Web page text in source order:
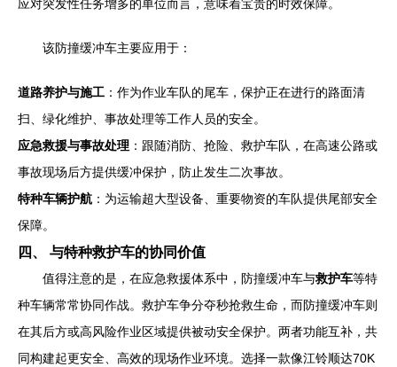
应对突发性任务增多的单位而言，意味着宝贵的时效保障。
该防撞缓冲车主要应用于：
道路养护与施工 ：作为作业车队的尾车，保护正在进行的路面清
扫、绿化维护、事故处理等工作人员的安全。
应急救援与事故处理 ：跟随消防、抢险、救护车队，在高速公路或
事故现场后方提供缓冲保护，防止发生二次事故。
特种车辆护航 ：为运输超大型设备、重要物资的车队提供尾部安全
保障。
四、 与特种救护车的协同价值
值得注意的是，在应急救援体系中，防撞缓冲车与救护车等特
种车辆常常协同作战。救护车争分夺秒抢救生命，而防撞缓冲车则
在其后方或高风险作业区域提供被动安全保护。两者功能互补，共
同构建起更安全、高效的现场作业环境。选择一款像江铃顺达70K